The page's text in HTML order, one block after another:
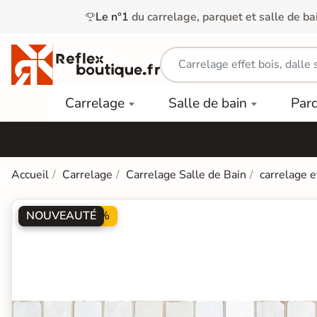
Le n°1 du carrelage, parquet et salle de
Carrelage
Carrelage
Extérieur
Dalle
Terrasse
Sur Plot
Finition
Salle de bain
Douche
Baignoires
et Balnéos
Contrecollé
PAR
COULEUR
clair
TYPE
PVC
Accueil Carrelage Carrelage Salle de Bain carrelage
PROMO -20%
NOUVEAUTÉ